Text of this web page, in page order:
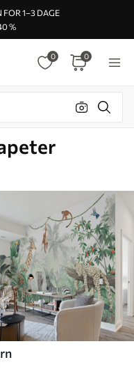
FOR 1–3 DAGE
%
0 0